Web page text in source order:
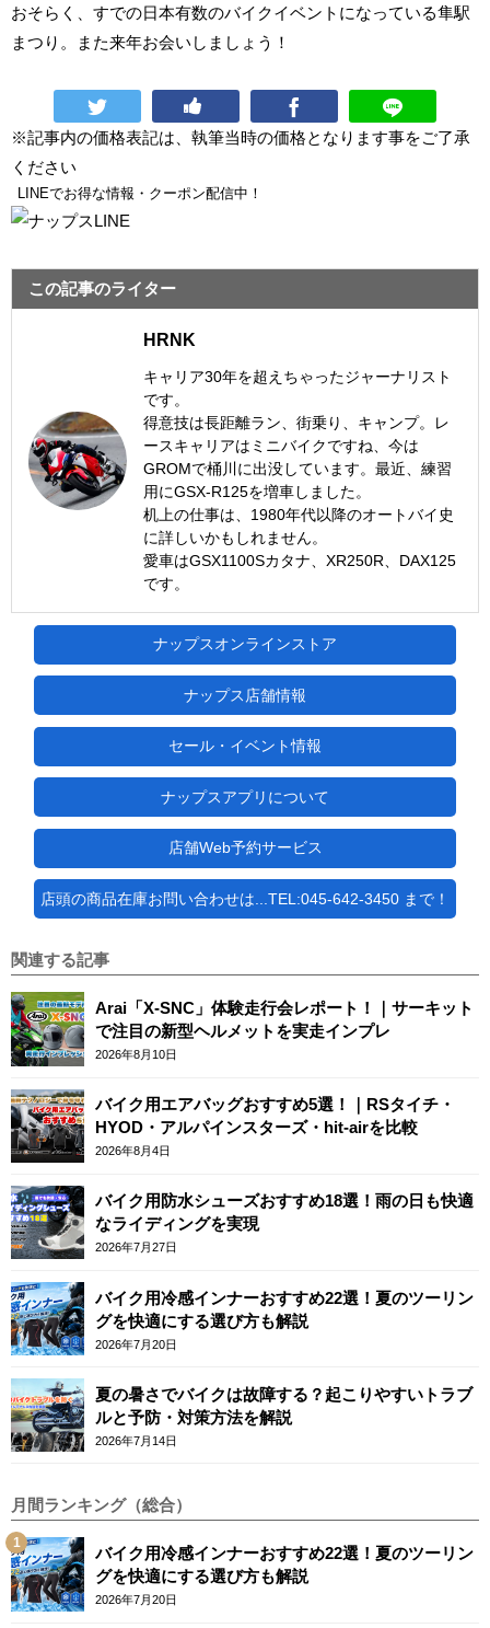
おそらく、すでの日本有数のバイクイベントになっている隼駅
まつり。また来年お会いしましょう！
※記事内の価格表記は、執筆当時の価格となります事をご了承
ください
LINEでお得な情報・クーポン配信中！
この記事のライター
HRNK
キャリア30年を超えちゃったジャーナリスト
です。
得意技は長距離ラン、街乗り、キャンプ。レ
ースキャリアはミニバイクですね、今は
GROMで桶川に出没しています。最近、練習
用にGSX-R125を増車しました。
机上の仕事は、1980年代以降のオートバイ史
に詳しいかもしれません。
愛車はGSX1100Sカタナ、XR250R、DAX125
です。
ナップスオンラインストア
ナップス店舗情報
セール・イベント情報
ナップスアプリについて
店舗Web予約サービス
店頭の商品在庫お問い合わせは...TEL:045-642-3450 まで！
関連する記事
Arai「X-SNC」体験走行会レポート！｜サーキット
で注目の新型ヘルメットを実走インプレ
2026年8月10日
バイク用エアバッグおすすめ5選！｜RSタイチ・
HYOD・アルパインスターズ・hit-airを比較
2026年8月4日
バイク用防水シューズおすすめ18選！雨の日も快適
なライディングを実現
2026年7月27日
バイク用冷感インナーおすすめ22選！夏のツーリン
グを快適にする選び方も解説
2026年7月20日
夏の暑さでバイクは故障する？起こりやすいトラブ
ルと予防・対策方法を解説
2026年7月14日
月間ランキング（総合）
バイク用冷感インナーおすすめ22選！夏のツーリン
グを快適にする選び方も解説
2026年7月20日